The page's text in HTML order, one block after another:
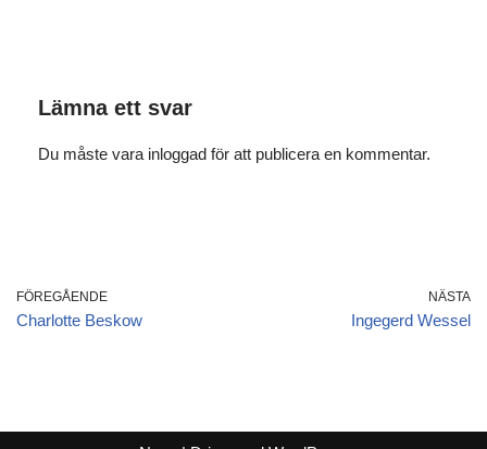
Lämna ett svar
Du måste vara inloggad för att publicera en kommentar.
FÖREGÅENDE
Charlotte Beskow
NÄSTA
Ingegerd Wessel